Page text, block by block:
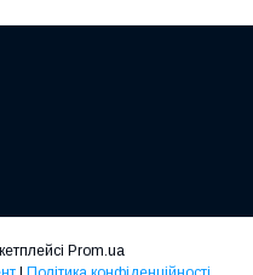
Prom.ua